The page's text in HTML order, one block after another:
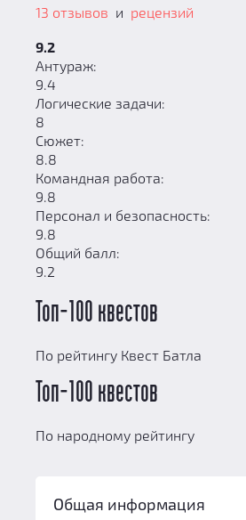
13 отзывов и рецензий
9.2
Антураж:
9.4
Логические задачи:
8
Сюжет:
8.8
Командная работа:
9.8
Персонал и безопасность:
9.8
Общий балл:
9.2
Топ-100 квестов
По рейтингу Квест Батла
Топ-100 квестов
По народному рейтингу
Общая информация